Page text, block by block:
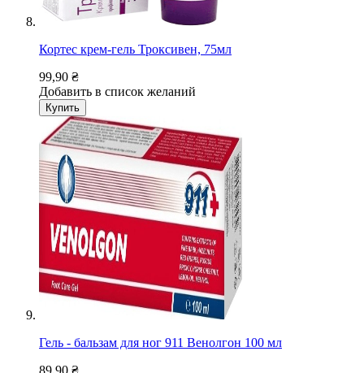
Кортес крем-гель Троксивен, 75мл
99,90 ₴
Добавить в список желаний
Купить
Гель - бальзам для ног 911 Венолгон 100 мл
89,90 ₴